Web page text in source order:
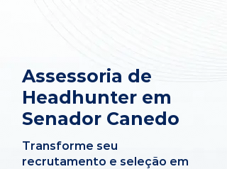
Assessoria de
Headhunter em
Senador Canedo
Transforme seu
recrutamento e seleção em